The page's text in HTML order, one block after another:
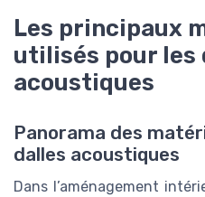
Les principaux
utilisés pour les
acoustiques
Panorama des
dalles acoustiques
Dans l’aménagement